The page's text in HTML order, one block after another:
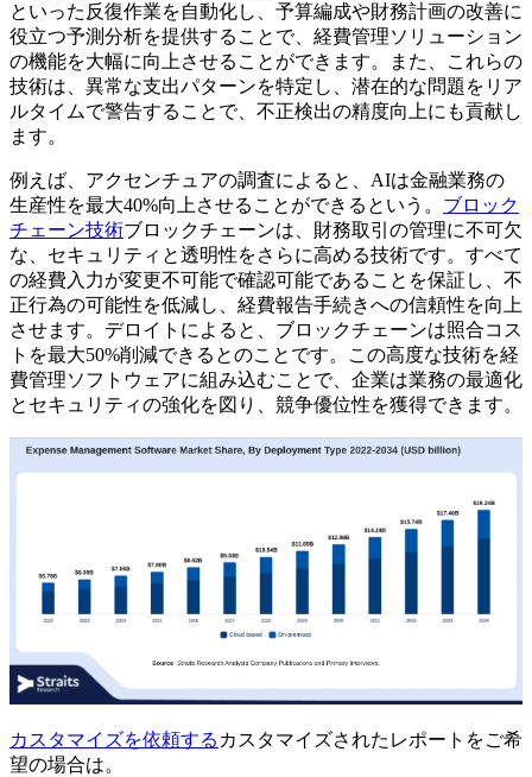
といった反復作業を自動化し、予算編成や財務計画の改善に
役立つ予測分析を提供することで、経費管理ソリューション
の機能を大幅に向上させることができます。また、これらの
技術は、異常な支出パターンを特定し、潜在的な問題をリア
ルタイムで警告することで、不正検出の精度向上にも貢献し
ます。
例えば、アクセンチュアの調査によると、AIは金融業務の
生産性を最大40%向上させることができるという。 ブロック
チェーン技術ブロックチェーンは、財務取引の管理に不可欠
な、セキュリティと透明性をさらに高める技術です。すべて
の経費入力が変更不可能で確認可能であることを保証し、不
正行為の可能性を低減し、経費報告手続きへの信頼性を向上
させます。デロイトによると、ブロックチェーンは照合コス
トを最大50%削減できるとのことです。この高度な技術を経
費管理ソフトウェアに組み込むことで、企業は業務の最適化
とセキュリティの強化を図り、競争優位性を獲得できます。
カスタマイズを依頼する カスタマイズされたレポートをご希
望の場合は。